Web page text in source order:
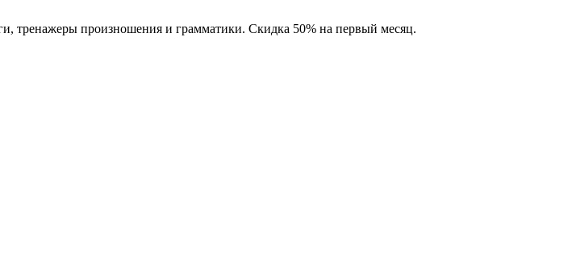
тренажеры произношения и грамматики. Скидка 50% на первый месяц.